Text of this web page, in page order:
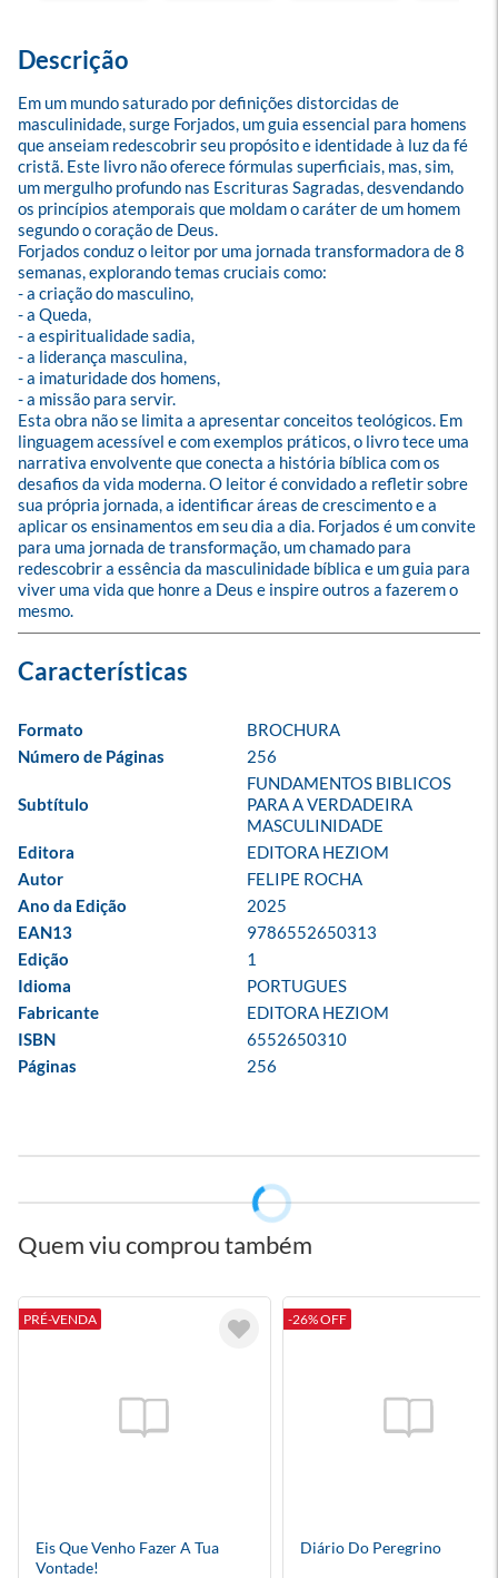
Descrição
Em um mundo saturado por definições distorcidas de
masculinidade, surge Forjados, um guia essencial para homens
que anseiam redescobrir seu propósito e identidade à luz da fé
cristã. Este livro não oferece fórmulas superficiais, mas, sim,
um mergulho profundo nas Escrituras Sagradas, desvendando
os princípios atemporais que moldam o caráter de um homem
segundo o coração de Deus.
Forjados conduz o leitor por uma jornada transformadora de 8
semanas, explorando temas cruciais como:
- a criação do masculino,
- a Queda,
- a espiritualidade sadia,
- a liderança masculina,
- a imaturidade dos homens,
- a missão para servir.
Esta obra não se limita a apresentar conceitos teológicos. Em
linguagem acessível e com exemplos práticos, o livro tece uma
narrativa envolvente que conecta a história bíblica com os
desafios da vida moderna. O leitor é convidado a refletir sobre
sua própria jornada, a identificar áreas de crescimento e a
aplicar os ensinamentos em seu dia a dia. Forjados é um convite
para uma jornada de transformação, um chamado para
redescobrir a essência da masculinidade bíblica e um guia para
viver uma vida que honre a Deus e inspire outros a fazerem o
mesmo.
Formato
BROCHURA
Número de Páginas
256
Subtítulo
FUNDAMENTOS BIBLICOS
PARA A VERDADEIRA
MASCULINIDADE
Editora
EDITORA HEZIOM
Autor
FELIPE ROCHA
Ano da Edição
2025
EAN13
9786552650313
Edição
1
Idioma
PORTUGUES
Fabricante
EDITORA HEZIOM
ISBN
6552650310
Páginas
256
Quem viu comprou também
PRÉ-VENDA
Eis Que Venho Fazer A Tua
Vontade!
-26% OFF
Diário Do Peregrino